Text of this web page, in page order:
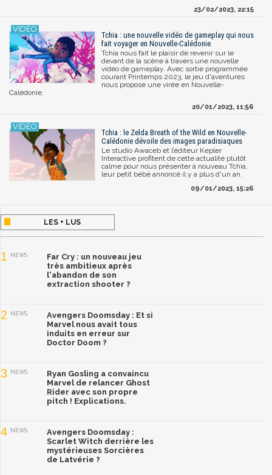
23/02/2023, 22:15
Tchia : une nouvelle vidéo de gameplay qui nous
fait voyager en Nouvelle-Calédonie
Tchia nous fait le plaisir de revenir sur le
devant de la scène à travers une nouvelle
vidéo de gameplay. Avec sortie programmée
courant Printemps 2023, le jeu d'aventures
nous propose une virée en Nouvelle-
Calédonie.
20/01/2023, 11:56
Tchia : le Zelda Breath of the Wild en Nouvelle-
Calédonie dévoile des images paradisiaques
Le studio Awaceb et l’éditeur Kepler
Interactive profitent de cette actualité plutôt
calme pour nous présenter à nouveau Tchia,
leur petit bébé annoncé il y a plus d'un an.
09/01/2023, 15:26
LES + LUS
1 NEWS
Far Cry : un nouveau jeu
très ambitieux après
l'abandon de son
extraction shooter ?
2 NEWS
Avengers Doomsday : Et si
Marvel nous avait tous
induits en erreur sur
Doctor Doom ?
3 NEWS
Ryan Gosling a convaincu
Marvel de relancer Ghost
Rider avec son propre
pitch ! Explications.
4 NEWS
Avengers Doomsday :
Scarlet Witch derrière les
mystérieuses Sorcières
de Latvérie ?